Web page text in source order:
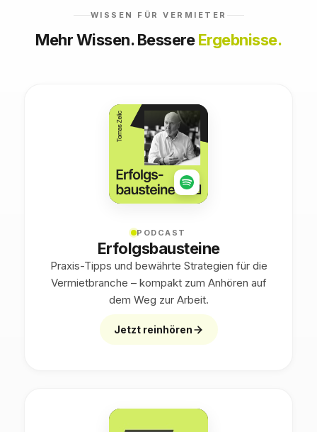
WISSEN FÜR VERMIETER
Mehr Wissen. BessereErgebnisse.
PODCAST
Erfolgsbausteine
Praxis-Tipps und bewährte Strategien für die
Vermietbranche – kompakt zum Anhören auf
dem Weg zur Arbeit.
Jetzt reinhören